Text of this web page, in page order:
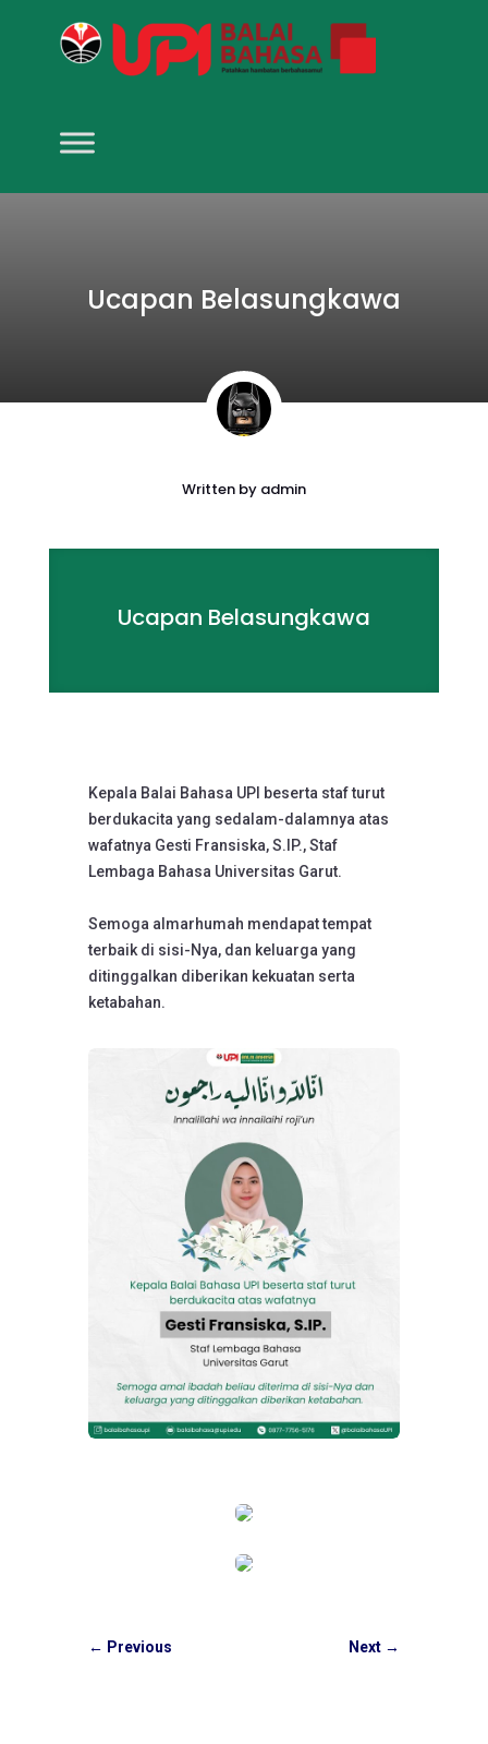
Ucapan Belasungkawa
Written by admin
Ucapan Belasungkawa
Kepala Balai Bahasa UPI beserta staf turut
berdukacita yang sedalam-dalamnya atas
wafatnya Gesti Fransiska, S.IP., Staf
Lembaga Bahasa Universitas Garut.
Semoga almarhumah mendapat tempat
terbaik di sisi-Nya, dan keluarga yang
ditinggalkan diberikan kekuatan serta
ketabahan.
← Previous Next →